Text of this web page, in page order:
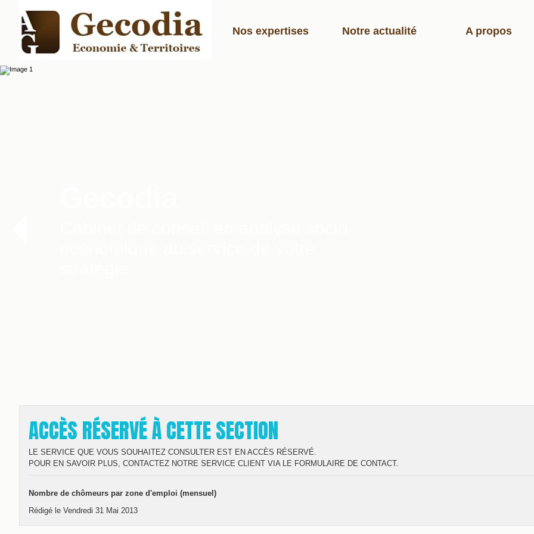
Nos expertises Notre actualité A propos
ACCÈS RÉSERVÉ À CETTE SECTION
LE SERVICE QUE VOUS SOUHAITEZ CONSULTER EST EN ACCÈS RÉSERVÉ.
POUR EN SAVOIR PLUS, CONTACTEZ NOTRE SERVICE CLIENT VIA LE FORMULAIRE DE CONTACT.
Nombre de chômeurs par zone d'emploi (mensuel)
Rédigé le Vendredi 31 Mai 2013